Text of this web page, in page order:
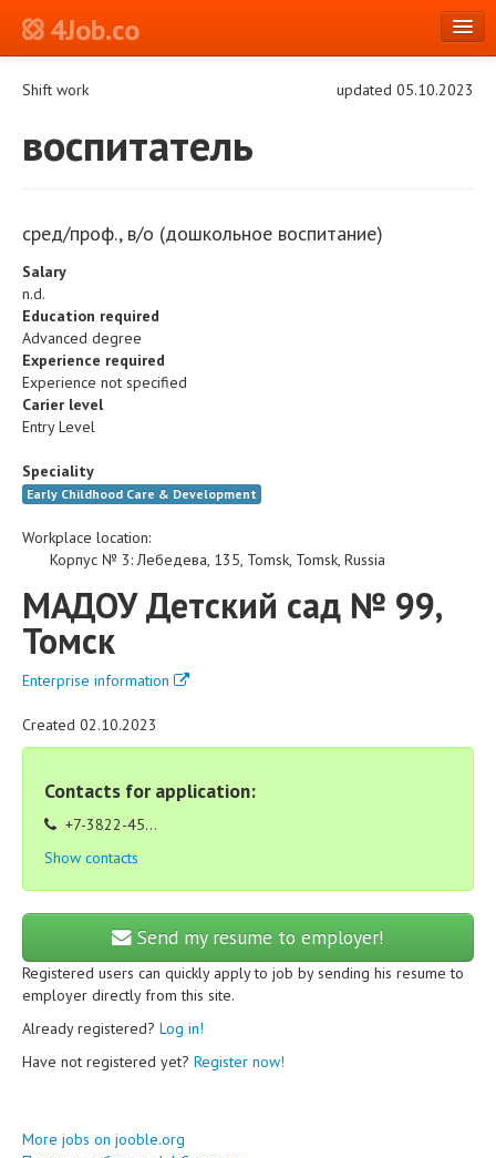
4Job.co
Shift work updated 05.10.2023
воспитатель
сред/проф., в/о (дошкольное воспитание)
Salary
n.d.
Education required
Advanced degree
Experience required
Experience not specified
Carier level
Entry Level
Speciality
Early Childhood Care & Development
Workplace location:
Корпус № 3:Лебедева, 135, Tomsk, Tomsk, Russia
МАДОУ Детский сад № 99,
Томск
Enterprise information
Created 02.10.2023
Contacts for application:
+7-3822-45...
Show contacts
Send my resume to employer!
Registered users can quickly apply to job by sending his resume to
employer directly from this site.
Already registered? Log in!
Have not registered yet? Register now!
More jobs on jooble.org